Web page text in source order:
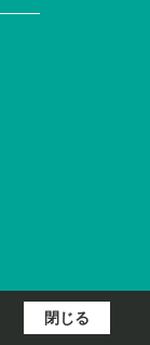
閉じる